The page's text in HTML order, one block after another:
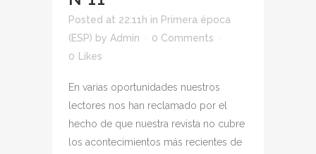
Posted at 22:11h in Primera época
(ESP) by Admin
0 Comments
0
Likes
En varias oportunidades nuestros
lectores nos han reclamado por el
hecho de que nuestra revista no cubre
los acontecimientos más recientes de